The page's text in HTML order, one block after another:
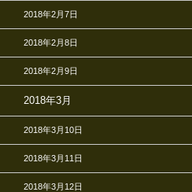
2018年2月7日
2018年2月8日
2018年2月9日
2018年3月
2018年3月10日
2018年3月11日
2018年3月12日